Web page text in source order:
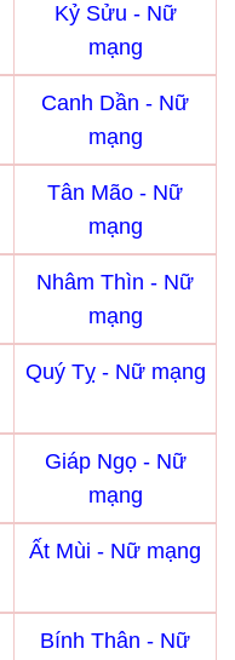
Kỷ Sửu - Nữ
mạng
Canh Dần - Nữ
mạng
Tân Mão - Nữ
mạng
Nhâm Thìn - Nữ
mạng
Quý Tỵ - Nữ mạng
Giáp Ngọ - Nữ
mạng
Ất Mùi - Nữ mạng
Bính Thân - Nữ